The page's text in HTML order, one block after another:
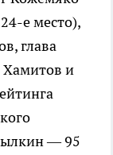
е место),
глава
Хамитов и
— 95